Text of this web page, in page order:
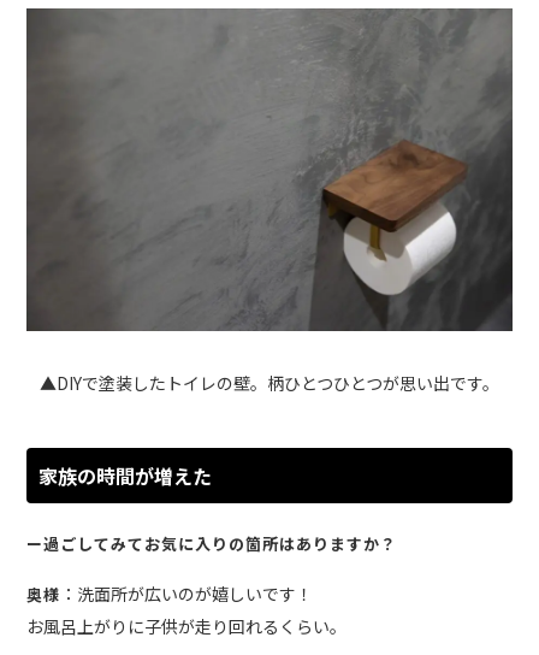
▲DIYで塗装したトイレの壁。柄ひとつひとつが思い出です。
家族の時間が増えた
ー過ごしてみてお気に入りの箇所はありますか？
奥様 ：洗面所が広いのが嬉しいです！
お風呂上がりに子供が走り回れるくらい。